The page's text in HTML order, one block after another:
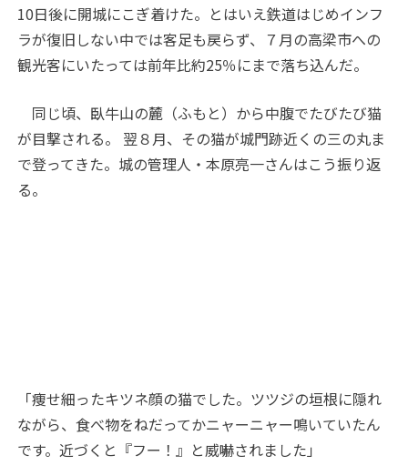
10日後に開城にこぎ着けた。とはいえ鉄道はじめインフ
ラが復旧しない中では客足も戻らず、７月の高梁市への
観光客にいたっては前年比約25％にまで落ち込んだ。
同じ頃、臥牛山の麓（ふもと）から中腹でたびたび猫
が目撃される。 翌８月、その猫が城門跡近くの三の丸ま
で登ってきた。城の管理人・本原亮一さんはこう振り返
る。
「痩せ細ったキツネ顔の猫でした。ツツジの垣根に隠れ
ながら、食べ物をねだってかニャーニャー鳴いていたん
です。近づくと『フー！』と威嚇されました」